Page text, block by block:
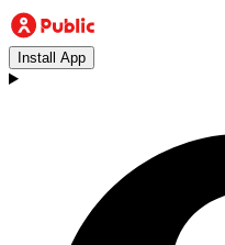
Install App